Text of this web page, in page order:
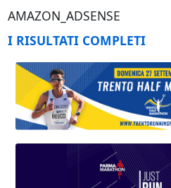
AMAZON_ADSENSE
I RISULTATI COMPLETI